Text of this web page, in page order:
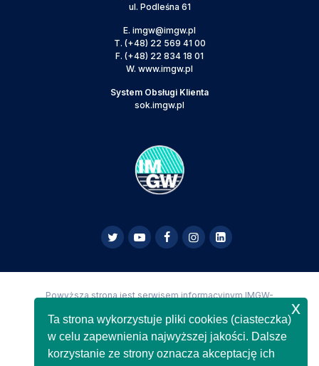
ul. Podleśna 61
E. imgw@imgw.pl
T. (+48) 22 569 41 00
F. (+48) 22 834 18 01
W. www.imgw.pl
System Obsługi Klienta
sok.imgw.pl
Powyższa strona jest serwisem informacyjnym IMGW-
Copyright IMGW-PIB Wszelkie prawa zastrzeżone
Ta strona wykorzystuje pliki cookies (ciasteczka)
w celu zapewnienia najwyższej jakości. Dalsze
korzystanie ze strony oznacza akceptację ich
x